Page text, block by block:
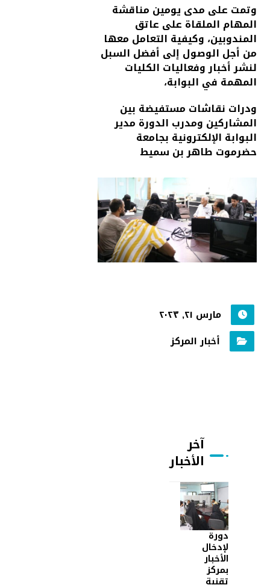
وتمت على مدى يومين مناقشة
المهام الملقاة على عاتق
المندوبين، وكيفية التعامل معها
من أجل الوصول إلى أفضل السبل
لنشر أخبار وفعاليات الكليات
المهمة في البوابة،
ودرات نقاشات مستفيضة بين
المشاركين ومدرب الدورة مدير
البوابة الإلكترونية بجامعة
حضرموت طاهر بن سميط
مارس ٢١, ٢٠٢٣
أخبار المركز
آخر
الأخبار
دورة
لإدخال
الأخبار
بمركز
تقنية